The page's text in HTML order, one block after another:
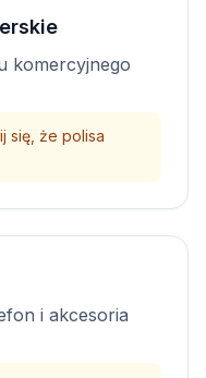
komercyjnego
się, że polisa
i akcesoria